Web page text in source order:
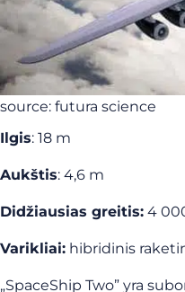
source: futura science
Ilgis: 18 m
Aukštis: 4,6 m
Didžiausias greitis: 4
Varikliai: hibridinis
„SpaceShip Two” yra